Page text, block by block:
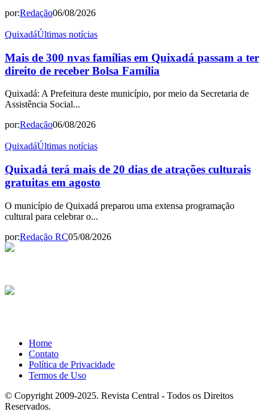
por:Redação06/08/2026
QuixadáÚltimas notícias
Mais de 300 nvas famílias em Quixadá passam a ter
direito de receber Bolsa Família
Quixadá: A Prefeitura deste município, por meio da Secretaria de
Assistência Social...
por:Redação06/08/2026
QuixadáÚltimas notícias
Quixadá terá mais de 20 dias de atrações culturais
gratuitas em agosto
O município de Quixadá preparou uma extensa programação
cultural para celebrar o...
por:Redação RC05/08/2026
Home
Contato
Política de Privacidade
Termos de Uso
© Copyright 2009-2025. Revista Central - Todos os Direitos
Reservados.